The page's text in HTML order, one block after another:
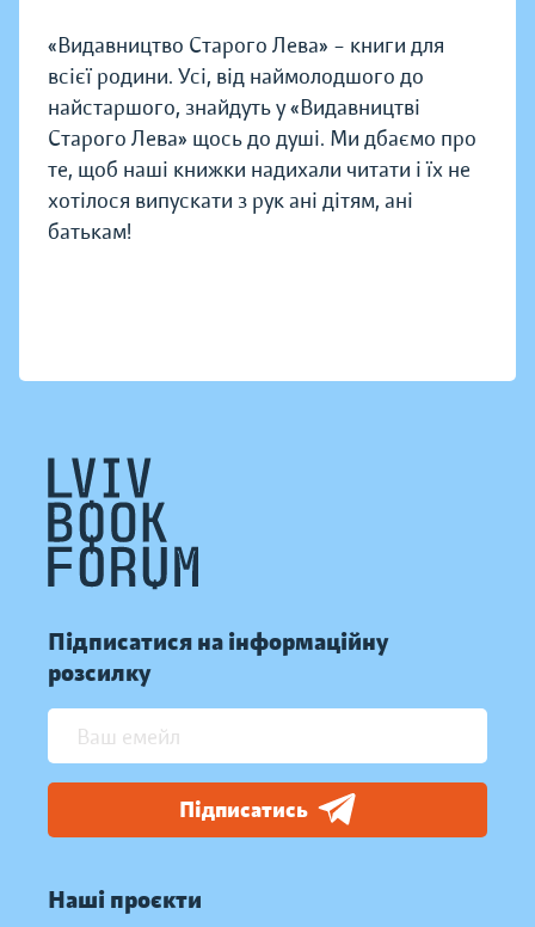
«Видавництво Старого Лева» – книги для
всієї родини. Усі, від наймолодшого до
найстаршого, знайдуть у «Видавництві
Старого Лева» щось до душі. Ми дбаємо про
те, щоб наші книжки надихали читати і їх не
хотілося випускати з рук ані дітям, ані
батькам!
Підписатися на інформаційну
розсилку
Підписатись
Наші проєкти